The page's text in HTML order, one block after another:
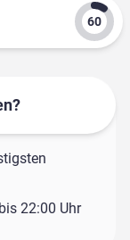
22:00 Uhr